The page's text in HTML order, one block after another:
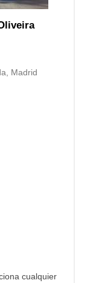
Madrid
cualquier